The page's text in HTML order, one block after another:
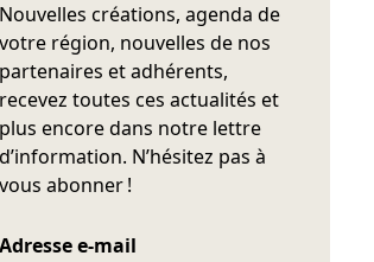
Nouvelles créations, agenda de
votre région, nouvelles de nos
partenaires et adhérents,
recevez toutes ces actualités et
plus encore dans notre lettre
d’information. N’hésitez pas à
vous abonner !
Adresse e-mail